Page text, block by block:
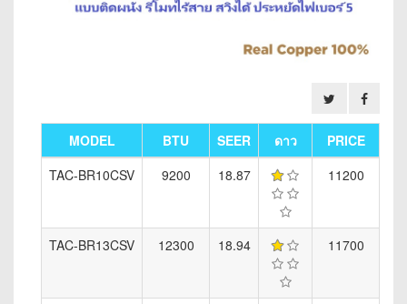
MODEL BTU SEER ดาว
PRICE
TAC-BR10CSV
9200 18.87 11200
TAC-BR13CSV 12300 18.94 11700